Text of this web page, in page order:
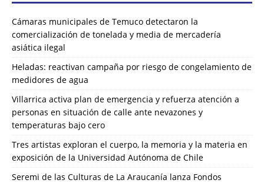
Cámaras municipales de Temuco detectaron la
comercialización de tonelada y media de mercadería
asiática ilegal
Heladas: reactivan campaña por riesgo de congelamiento de
medidores de agua
Villarrica activa plan de emergencia y refuerza atención a
personas en situación de calle ante nevazones y
temperaturas bajo cero
Tres artistas exploran el cuerpo, la memoria y la materia en
exposición de la Universidad Autónoma de Chile
Seremi de las Culturas de La Araucanía lanza Fondos